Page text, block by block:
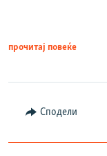
прочитај повеќе
Сподели